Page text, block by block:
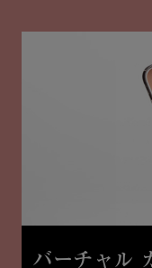
バーチャル